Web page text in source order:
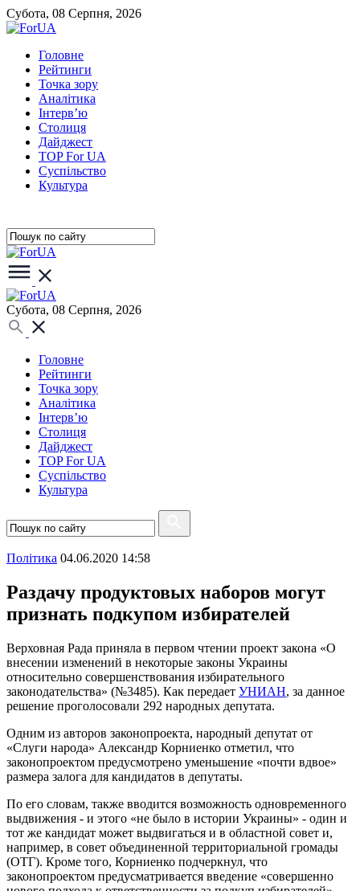
Субота, 08 Серпня, 2026
Головне
Рейтинги
Точка зору
Аналітика
Інтерв’ю
Столиця
Дайджест
TOP For UA
Суспiльство
Культура
Субота, 08 Серпня, 2026
Головне
Рейтинги
Точка зору
Аналітика
Інтерв’ю
Столиця
Дайджест
TOP For UA
Суспiльство
Культура
Полiтика 04.06.2020 14:58
Раздачу продуктовых наборов могут
признать подкупом избирателей
Верховная Рада приняла в первом чтении проект закона «О
внесении изменений в некоторые законы Украины
относительно совершенствования избирательного
законодательства» (№3485). Как передает УНИАН, за данное
решение проголосовали 292 народных депутата.
Одним из авторов законопроекта, народный депутат от
«Слуги народа» Александр Корниенко отметил, что
законопроектом предусмотрено уменьшение «почти вдвое»
размера залога для кандидатов в депутаты.
По его словам, также вводится возможность одновременного
выдвижения - и этого «не было в истории Украины» - один и
тот же кандидат может выдвигаться и в областной совет и,
например, в совет объединенной территориальной громады
(ОТГ). Кроме того, Корниенко подчеркнул, что
законопроектом предусматривается введение «совершенно